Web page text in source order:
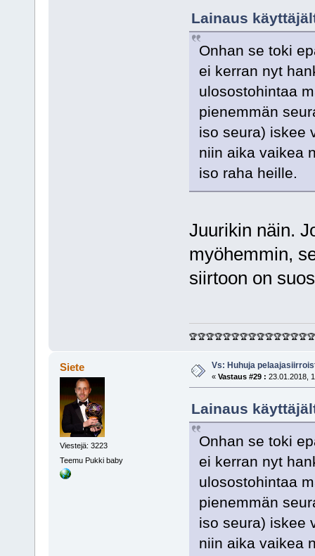
Lainaus
Onhan se toki
ei kerran nyt
ulosostohintaa
pienemmän
iso seura) iskee
niin aika vaikea
iso raha heille.
Juurikin näin.
myöhemmin,
siirtoon on
🏆🏆🏆🏆🏆🏆🏆🏆🏆🏆🏆🏆🏆🏆🏆
Siete
Viestejä: 3223
Teemu Pukki baby
Vs: Huhuja
« Vastaus #29 : 23.01.2018,
Lainaus
Onhan se toki
ei kerran nyt
ulosostohintaa
pienemmän
iso seura) iskee
niin aika vaikea